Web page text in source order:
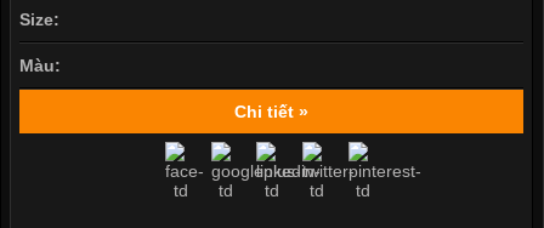
Size:
Màu:
Chi tiết »